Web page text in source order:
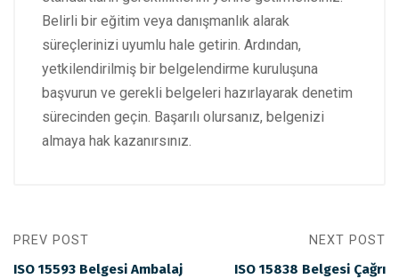
Belirli bir eğitim veya danışmanlık alarak
süreçlerinizi uyumlu hale getirin. Ardından,
yetkilendirilmiş bir belgelendirme kuruluşuna
başvurun ve gerekli belgeleri hazırlayarak denetim
sürecinden geçin. Başarılı olursanız, belgenizi
almaya hak kazanırsınız.
PREV POST
ISO 15593 Belgesi Ambalaj
NEXT POST
ISO 15838 Belgesi Çağrı